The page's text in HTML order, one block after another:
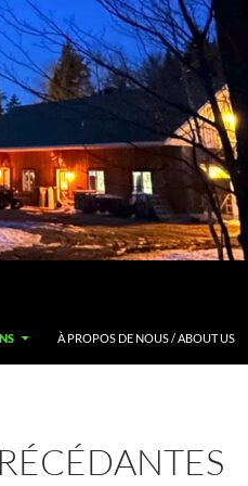
À PROPOS DE NOUS / ABOUT US